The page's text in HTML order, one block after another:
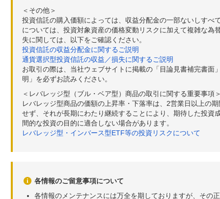
＜その他＞
投資信託の購入価額によっては、収益分配金の一部ないしす
については、投資対象資産の価格変動リスクに加えて複雑な
失に関しては、以下をご確認ください。
投資信託の収益分配金に関するご説明
通貨選択型投資信託の収益／損失に関するご説明
お取引の際は、当社ウェブサイトに掲載の「目論見書補完書
明」を必ずお読みください。
＜レバレッジ型（ブル・ベア型）商品の取引に関する重要事項
レバレッジ型商品の価額の上昇率・下落率は、2営業日以上の
せず、それが長期にわたり継続することにより、期待した投
間的な投資の目的に適合しない場合があります。
レバレッジ型・インバース型ETF等の投資リスクについて
各情報のご留意事項について
各情報のメンテナンスには万全を期しておりますが、その